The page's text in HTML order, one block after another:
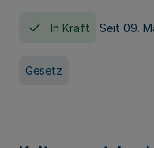
In Kraft Seit 09.
Gesetz